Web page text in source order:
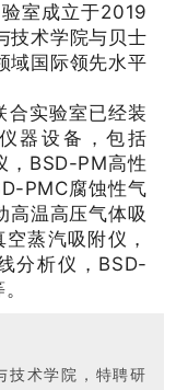
室成立于2019
技术学院与贝士
域国际领先水平
合实验室已经装
器设备，包括
，BSD-PM高性
PMC腐蚀性气
高温高压气体吸
蒸汽吸附仪，
分析仪，BSD-
技术学院，特聘研